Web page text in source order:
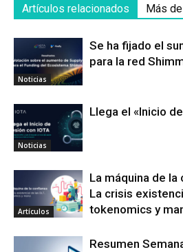
Artículos relacionados Más
Noticias
Se ha fijado el
para la red
Noticias
Llega el «Inicio
Artículos
La máquina de la
La crisis
tokenomics y
Resumen